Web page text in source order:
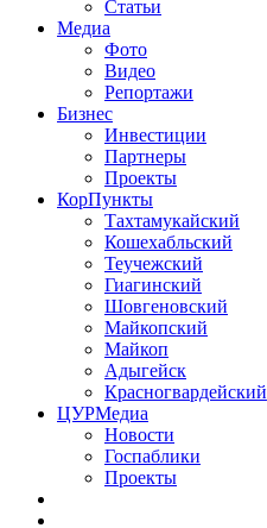
Статьи
Медиа
Фото
Видео
Репортажи
Бизнес
Инвестиции
Партнеры
Проекты
КорПункты
Тахтамукайский
Кошехабльский
Теучежский
Гиагинский
Шовгеновский
Майкопский
Майкоп
Адыгейск
Красногвардейский
ЦУРМедиа
Новости
Госпаблики
Проекты